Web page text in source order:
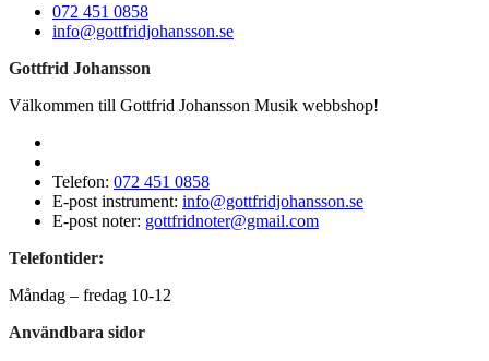
072 451 0858
info@gottfridjohansson.se
Gottfrid Johansson
Välkommen till Gottfrid Johansson Musik webbshop!
Telefon: 072 451 0858
E-post instrument: info@gottfridjohansson.se
E-post noter: gottfridnoter@gmail.com
Telefontider:
Måndag – fredag 10-12
Användbara sidor